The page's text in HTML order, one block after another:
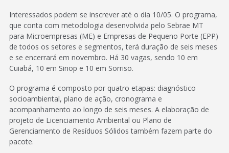
Interessados podem se inscrever até o dia 10/05. O programa,
que conta com metodologia desenvolvida pelo Sebrae MT
para Microempresas (ME) e Empresas de Pequeno Porte (EPP)
de todos os setores e segmentos, terá duração de seis meses
e se encerrará em novembro. Há 30 vagas, sendo 10 em
Cuiabá, 10 em Sinop e 10 em Sorriso.
O programa é composto por quatro etapas: diagnóstico
socioambiental, plano de ação, cronograma e
acompanhamento ao longo de seis meses. A elaboração de
projeto de Licenciamento Ambiental ou Plano de
Gerenciamento de Resíduos Sólidos também fazem parte do
pacote.